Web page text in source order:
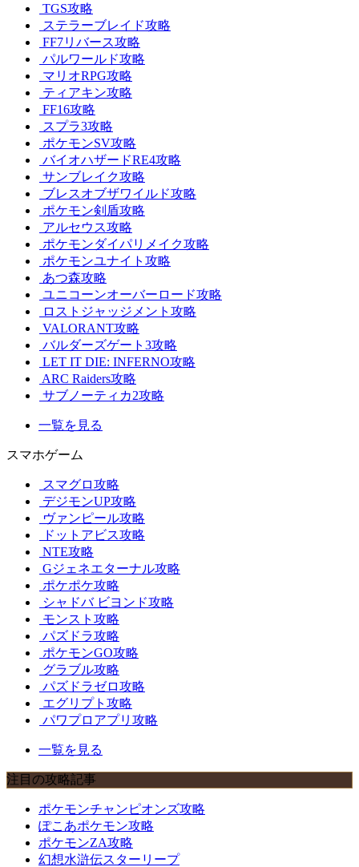
TGS攻略
ステラーブレイド攻略
FF7リバース攻略
パルワールド攻略
マリオRPG攻略
ティアキン攻略
FF16攻略
スプラ3攻略
ポケモンSV攻略
バイオハザードRE4攻略
サンブレイク攻略
ブレスオブザワイルド攻略
ポケモン剣盾攻略
アルセウス攻略
ポケモンダイパリメイク攻略
ポケモンユナイト攻略
あつ森攻略
ユニコーンオーバーロード攻略
ロストジャッジメント攻略
VALORANT攻略
バルダーズゲート3攻略
LET IT DIE: INFERNO攻略
ARC Raiders攻略
サブノーティカ2攻略
一覧を見る
スマホゲーム
スマグロ攻略
デジモンUP攻略
ヴァンピール攻略
ドットアビス攻略
NTE攻略
Gジェネエターナル攻略
ポケポケ攻略
シャドバ ビヨンド攻略
モンスト攻略
パズドラ攻略
ポケモンGO攻略
グラブル攻略
パズドラゼロ攻略
エグリプト攻略
パワプロアプリ攻略
一覧を見る
注目の攻略記事
ポケモンチャンピオンズ攻略
ぽこあポケモン攻略
ポケモンZA攻略
幻想水滸伝スターリープ